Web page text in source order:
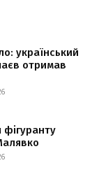
український
отримав
фігуранту